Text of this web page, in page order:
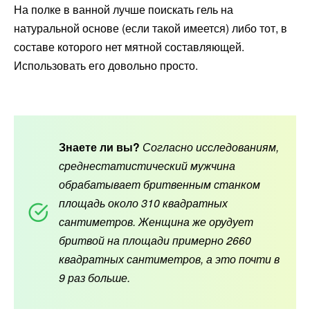
На полке в ванной лучше поискать гель на
натуральной основе (если такой имеется) либо тот, в
составе которого нет мятной составляющей.
Использовать его довольно просто.
Знаете ли вы? Согласно исследованиям,
среднестатистический мужчина
обрабатывает бритвенным станком
площадь около 310 квадратных
сантиметров. Женщина же орудует
бритвой на площади примерно 2660
квадратных сантиметров, а это почти в
9 раз больше.